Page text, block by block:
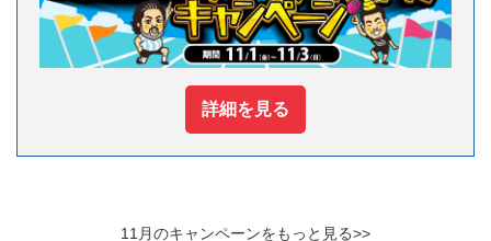
詳細を見る
11月のキャンペーンをもっと見る>>